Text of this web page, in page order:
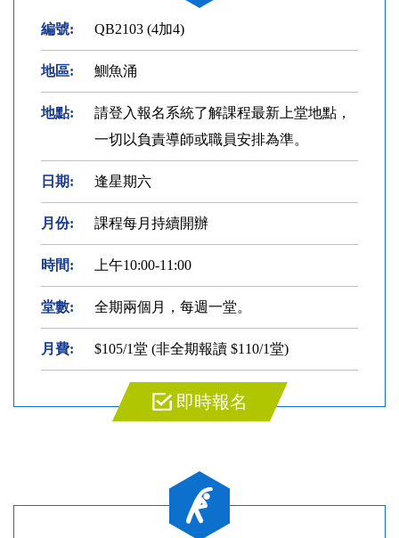
編號: QB2103 (4加4)
地區: 鰂魚涌
地點:
請登入報名系統了解課程最新上堂地點，
一切以負責導師或職員安排為準。
日期: 逢星期六
月份: 課程每月持續開辦
時間: 上午10:00-11:00
堂數: 全期兩個月，每週一堂。
月費: $105/1堂 (非全期報讀 $110/1堂)
即時報名